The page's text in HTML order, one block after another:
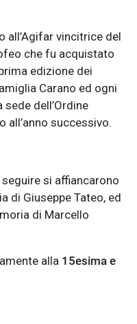
all’Agifar vincitrice del
che fu acquistato
edizione dei
Carano ed ogni
dell’Ordine
all’anno successivo.
si affiancarono
di Giuseppe Tateo, ed
di Marcello
alla 15esima e